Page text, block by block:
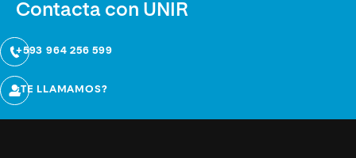
Contacta con UNIR
+593 964 256 599
¿TE LLAMAMOS?